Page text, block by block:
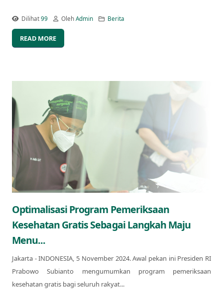
Dilihat99 OlehAdmin Berita
READ MORE
Optimalisasi Program Pemeriksaan
Kesehatan Gratis Sebagai Langkah Maju
Menu...
Jakarta - INDONESIA, 5 November 2024. Awal pekan ini Presiden RI
Prabowo Subianto mengumumkan program pemeriksaan
kesehatan gratis bagi seluruh rakyat...